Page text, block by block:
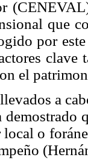
que
por
el
a
local o